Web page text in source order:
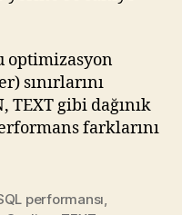
optimizasyon
sınırlarını
TEXT gibi dağınık
farklarını
performansı,